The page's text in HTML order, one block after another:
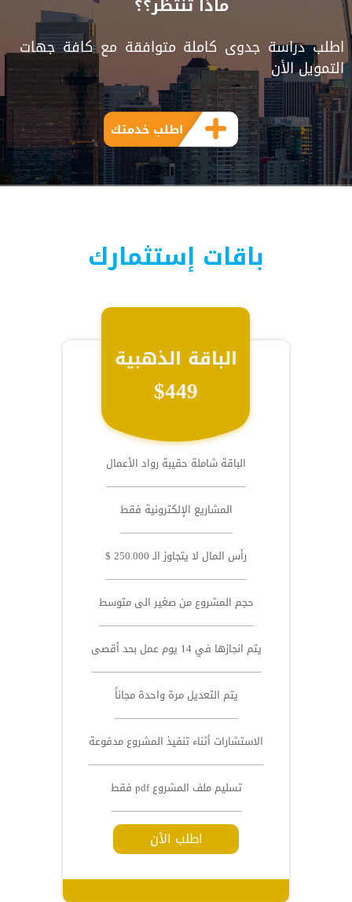
اطلب دراسة جدوى كاملة متوافقة مع كافة جهات
التمويل الأن
اطلب خدمتك
باقات إستثمارك
الباقة الذهبية
$449
الباقة شاملة حقيبة رواد الأعمال
المشاريع الإلكترونية فقط
رأس المال لا يتجاوز الـ 250.000 $
حجم المشروع من صغير الى متوسط
يتم انجازها في 14 يوم عمل بحد أقصى
يتم التعديل مرة واحدة مجاناً
الاستشارات أثناء تنفيذ المشروع مدفوعة
تسليم ملف المشروع pdf فقط
اطلب الأن